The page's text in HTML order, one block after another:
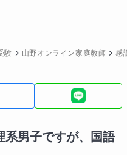
験 山野オンライン家庭教師 感
系男子ですが、国語